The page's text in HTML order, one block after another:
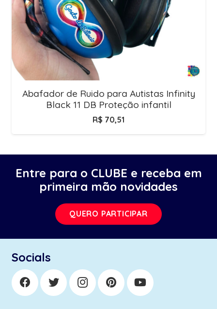
Abafador de Ruido para Autistas Infinity
Black 11 DB Proteção infantil
R$ 70,51
Entre para o CLUBE e receba em
primeira mão novidades
QUERO PARTICIPAR
Socials